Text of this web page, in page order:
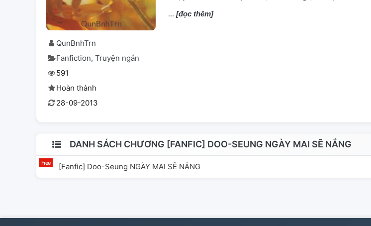
QunBnhTrn
Fanfiction Truyện ngắn
591
Hoàn thành
28-09-2013
[đọc thêm]
DANH SÁCH CHƯƠNG [FANFIC] DOO-SEUNG NGÀY MAI SẼ NẮNG
[Fanfic] Doo-Seung NGÀY MAI SẼ NẮNG